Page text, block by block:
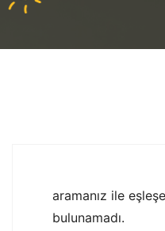
aramanız ile
bulunamadı.